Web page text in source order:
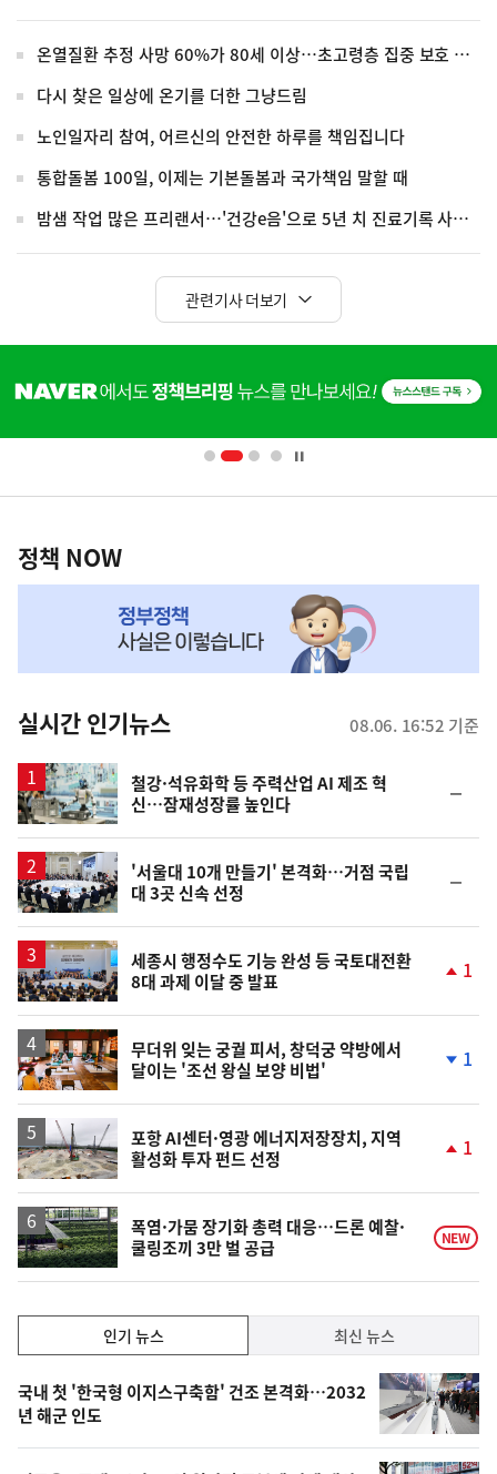
온열질환 추정 사망 60%가 80세 이상…초고령층 집중 보호 강화
다시 찾은 일상에 온기를 더한 그냥드림
노인일자리 참여, 어르신의 안전한 하루를 책임집니다
통합돌봄 100일, 이제는 기본돌봄과 국가책임 말할 때
밤샘 작업 많은 프리랜서…'건강e음'으로 5년 치 진료기록 사실 확인
관련기사 더보기
단
배
영
책
NOW,
뉴
스
정책 NOW
실시간 인기뉴스 08.06. 16:52 기준
철강·석유화학 등 주력산업 AI 제조 혁
신…잠재성장률 높인다
일
'서울대 10개 만들기' 본격화…거점 국립
대 3곳 신속 선정
일
세종시 행정수도 기능 완성 등 국토대전환
8대 과제 이달 중 발표
1
무더위 잊는 궁궐 피서, 창덕궁 약방에서
달이는 '조선 왕실 보양 비법'
1
포항 AI센터·영광 에너지저장장치, 지역
활성화 투자 펀드 선정
승
1
폭염·가뭄 장기화 총력 대응…드론 예찰·
쿨링조끼 3만 벌 공급
NEW
기,
최
신,
인기 뉴스 최신 뉴스
기
뉴
스
국내 첫 '한국형 이지스구축함' 건조 본격화…2032
년 해군 인도